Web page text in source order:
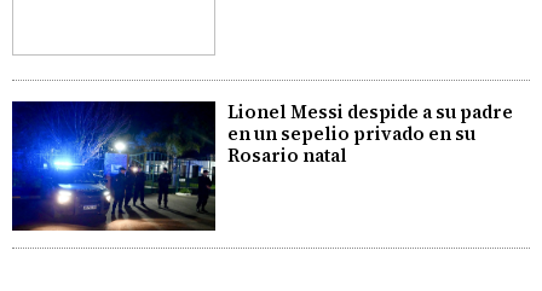
Lionel Messi despide a su padre
en un sepelio privado en su
Rosario natal